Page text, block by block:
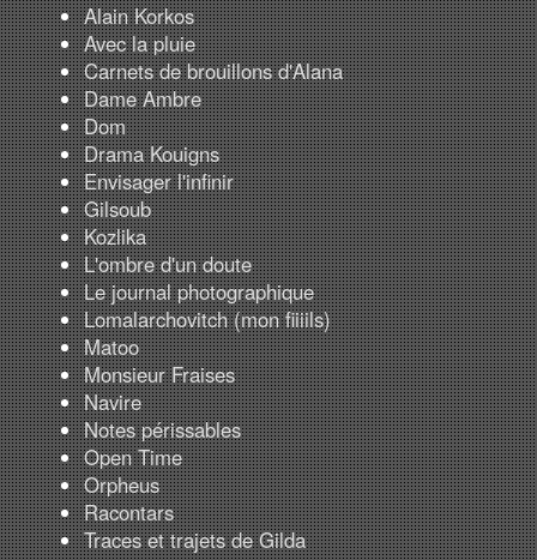
Alain Korkos
Avec la pluie
Carnets de brouillons d'Alana
Dame Ambre
Dom
Drama Kouigns
Envisager l'infinir
Gilsoub
Kozlika
L'ombre d'un doute
Le journal photographique
Lomalarchovitch (mon fiiiils)
Matoo
Monsieur Fraises
Navire
Notes périssables
Open Time
Orpheus
Racontars
Traces et trajets de Gilda